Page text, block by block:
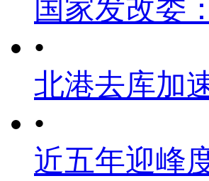
国家发改委
•
北港去库加
•
近五年迎峰